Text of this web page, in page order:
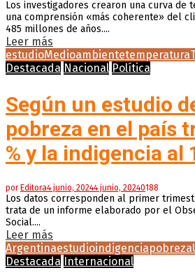
Los investigadores crearon una curva de
una comprensión «más coherente» del
485 millones de años....
Leer más
estudioMedioambientetemperatura
Destacada Nacional Política
Según un estudio
pobreza en el país
% y la indigencia al
porEditora4 junio, 20244 junio, 20240188
Los datos corresponden al primer
trata de un informe elaborado por el
Social....
Leer más
Argentinaestudioindigenciapobreza
Destacada Internacional